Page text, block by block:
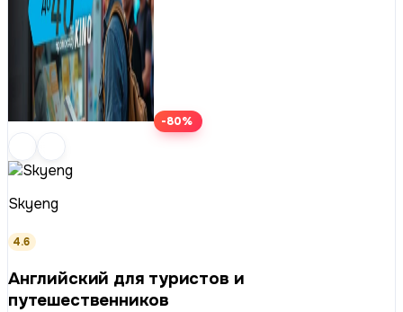
-80%
Skyeng
4.6
Английский для туристов и
путешественников